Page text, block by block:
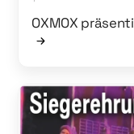
OXMOX